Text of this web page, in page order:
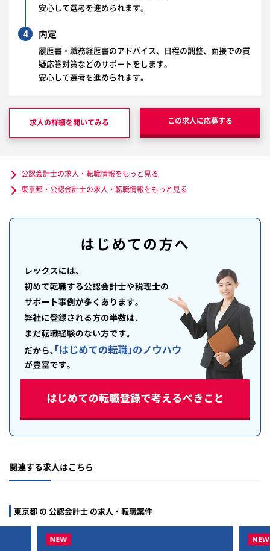
安心して選考を進められます。
4 内定
履歴書・職務経歴書のアドバイス、日程の調整、面接での質
疑応答対策などのサポートをします。
安心して選考を進められます。
求人の詳細を聞いてみる この求人に応募する
公認会計士の求人・転職情報をもっと見る
東京都・公認会計士の求人・転職情報をもっと見る
関連する求人はこちら
東京都 の 公認会計士 の求人・転職案件